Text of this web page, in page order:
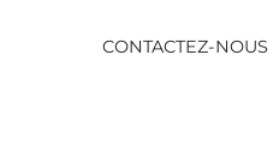
CONTACTEZ-NOUS